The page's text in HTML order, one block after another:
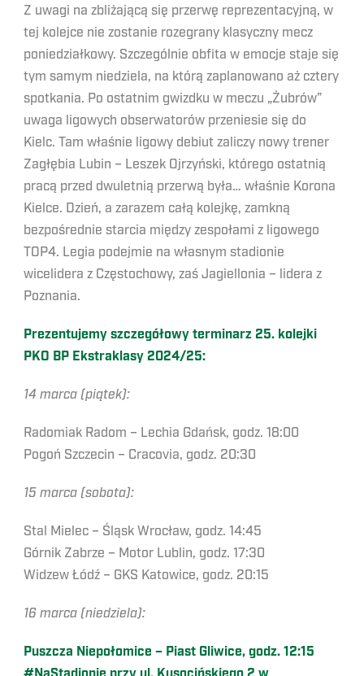
Z uwagi na zbliżającą się przerwę reprezentacyjną, w
tej kolejce nie zostanie rozegrany klasyczny mecz
poniedziałkowy. Szczególnie obfita w emocje staje się
tym samym niedziela, na którą zaplanowano aż cztery
spotkania. Po ostatnim gwizdku w meczu „Żubrów”
uwaga ligowych obserwatorów przeniesie się do
Kielc. Tam właśnie ligowy debiut zaliczy nowy trener
Zagłębia Lubin – Leszek Ojrzyński, którego ostatnią
pracą przed dwuletnią przerwą była… właśnie Korona
Kielce. Dzień, a zarazem całą kolejkę, zamkną
bezpośrednie starcia między zespołami z ligowego
TOP4. Legia podejmie na własnym stadionie
wicelidera z Częstochowy, zaś Jagiellonia – lidera z
Poznania.
Prezentujemy szczegółowy terminarz 25. kolejki
PKO BP Ekstraklasy 2024/25:
14 marca (piątek):
Radomiak Radom – Lechia Gdańsk, godz. 18:00
Pogoń Szczecin – Cracovia, godz. 20:30
15 marca (sobota):
Stal Mielec – Śląsk Wrocław, godz. 14:45
Górnik Zabrze – Motor Lublin, godz. 17:30
Widzew Łódź – GKS Katowice, godz. 20:15
16 marca (niedziela):
Puszcza Niepołomice – Piast Gliwice, godz. 12:15